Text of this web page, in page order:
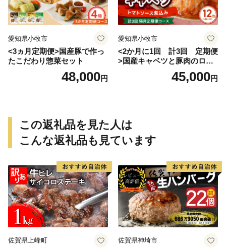
愛知県小牧市
<3ヵ月定期便>国産豚で作っ
たこだわり惣菜セット
48,000円
愛知県小牧市
<2か月に1回 計3回 定期便
>国産キャベツと豚肉のロー
ルキャベツ（6P入り）
45,000円
この返礼品を見た人は
こんな返礼品も見ています
佐賀県上峰町 佐賀県神埼市